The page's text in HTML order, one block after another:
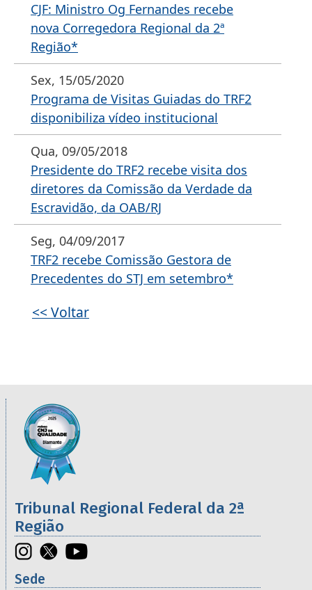
CJF: Ministro Og Fernandes recebe
nova Corregedora Regional da 2ª
Região*
Sex, 15/05/2020
Programa de Visitas Guiadas do TRF2
disponibiliza vídeo institucional
Qua, 09/05/2018
Presidente do TRF2 recebe visita dos
diretores da Comissão da Verdade da
Escravidão, da OAB/RJ
Seg, 04/09/2017
TRF2 recebe Comissão Gestora de
Precedentes do STJ em setembro*
<< Voltar
Informações úteis sobre os órgãos da 2ª
Imagem
Tribunal Regional Federal da 2ª
Região
Sede